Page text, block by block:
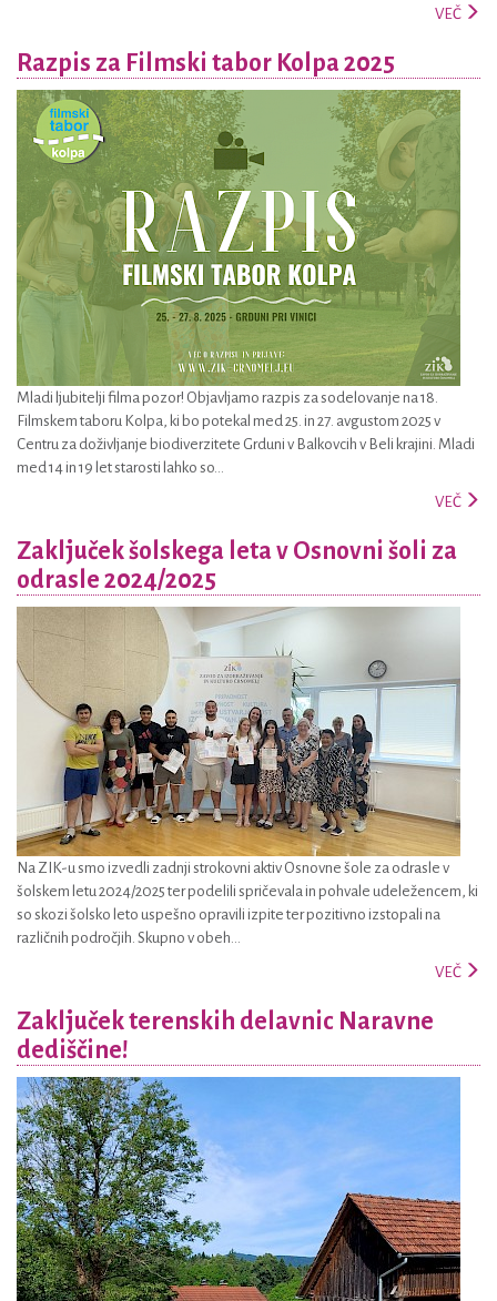
VEČ
Razpis za Filmski tabor Kolpa 2025
Mladi ljubitelji filma pozor! Objavljamo razpis za sodelovanje na 18.
Filmskem taboru Kolpa, ki bo potekal med 25. in 27. avgustom 2025 v
Centru za doživljanje biodiverzitete Grduni v Balkovcih v Beli krajini. Mladi
med 14 in 19 let starosti lahko so...
VEČ
Zaključek šolskega leta v Osnovni šoli za
odrasle 2024/2025
Na ZIK-u smo izvedli zadnji strokovni aktiv Osnovne šole za odrasle v
šolskem letu 2024/2025 ter podelili spričevala in pohvale udeležencem, ki
so skozi šolsko leto uspešno opravili izpite ter pozitivno izstopali na
različnih področjih. Skupno v obeh...
VEČ
Zaključek terenskih delavnic Naravne
dediščine!